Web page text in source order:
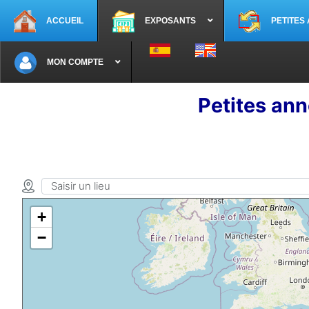
ACCUEIL EXPOSANTS PETITES
MON COMPTE
Sélectionnez votre langue
Petites
+
−